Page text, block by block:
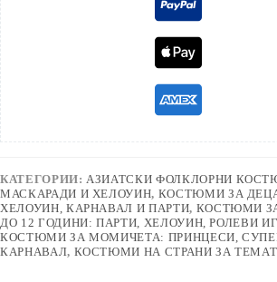
КАТЕГОРИИ: АЗИАТСКИ ФОЛКЛОРНИ
МАСКАРАДИ И ХЕЛОУИН, КОСТЮМИ ЗА
ХЕЛОУИН, КАРНАВАЛ И ПАРТИ, КОСТЮМИ
ДО 12 ГОДИНИ: ПАРТИ, ХЕЛОУИН, РОЛЕВИ
КОСТЮМИ ЗА МОМИЧЕТА: ПРИНЦЕСИ,
КАРНАВАЛ, КОСТЮМИ НА СТРАНИ ЗА